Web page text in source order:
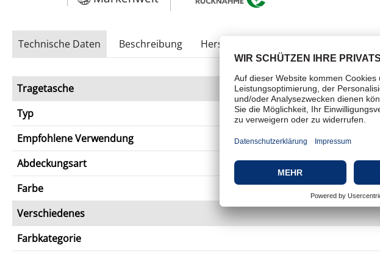
Technische Daten Beschreibung Herstellerhinweise
Tragetasche
Typ
Empfohlene Verwendung
Abdeckungsart
Farbe
Verschiedenes
Farbkategorie